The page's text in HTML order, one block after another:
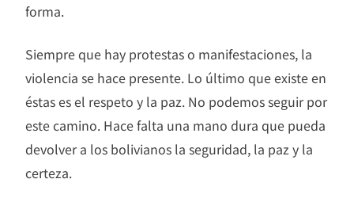
forma.
Siempre que hay protestas o manifestaciones, la
violencia se hace presente. Lo último que existe en
éstas es el respeto y la paz. No podemos seguir por
este camino. Hace falta una mano dura que pueda
devolver a los bolivianos la seguridad, la paz y la
certeza.